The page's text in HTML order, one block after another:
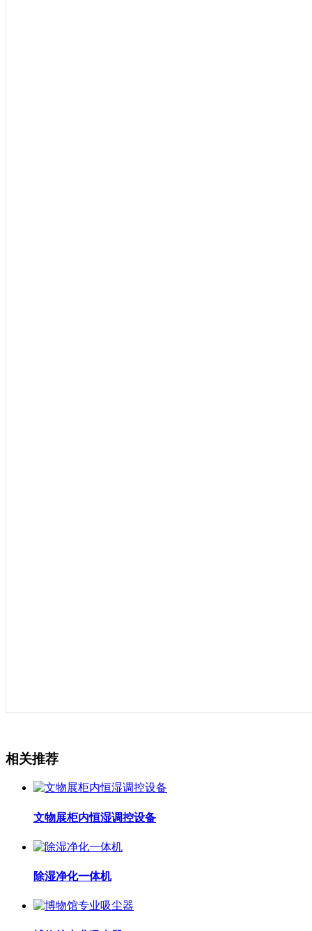
相关推荐
文物展柜内恒湿调控设备
除湿净化一体机